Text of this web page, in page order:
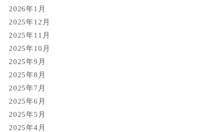
2026年1月
2025年12月
2025年11月
2025年10月
2025年9月
2025年8月
2025年7月
2025年6月
2025年5月
2025年4月